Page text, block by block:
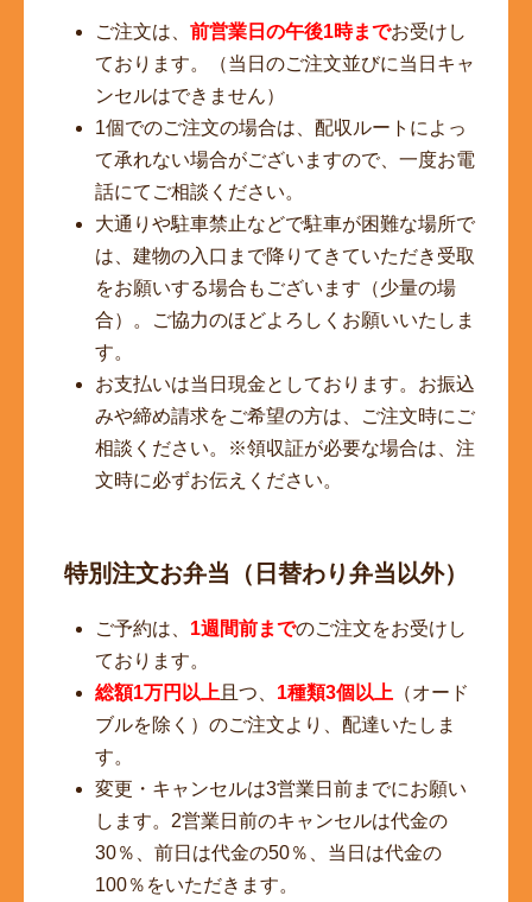
ご注文は、 前営業日の午後1時までお受けし
ております。（当日のご注文並びに当日キャ
ンセルはできません）
1個でのご注文の場合は、配収ルートによっ
て承れない場合がございますので、一度お電
話にてご相談ください。
大通りや駐車禁止などで駐車が困難な場所で
は、建物の入口まで降りてきていただき受取
をお願いする場合もございます（少量の場
合）。ご協力のほどよろしくお願いいたしま
す。
お支払いは当日現金としております。お振込
みや締め請求をご希望の方は、ご注文時にご
相談ください。※領収証が必要な場合は、注
文時に必ずお伝えください。
特別注文お弁当（日替わり弁当以外）
ご予約は、 1週間前までのご注文をお受けし
ております。
総額1万円以上 且つ、 1種類3個以上 （オード
ブルを除く）のご注文より、配達いたしま
す。
変更・キャンセルは3営業日前までにお願い
します。2営業日前のキャンセルは代金の
30％、前日は代金の50％、当日は代金の
100％をいただきます。